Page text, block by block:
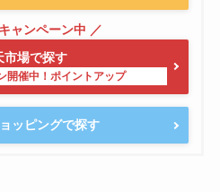
市場で探す
ッピングで探す